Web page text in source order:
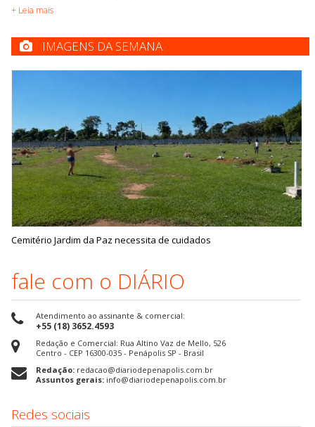
+ Leia mais
IMAGENS DA SEMANA
Cemitério Jardim da Paz necessita de cuidados
fale com o DIÁRIO
Atendimento ao assinante & comercial:
+55 (18) 3652.4593
Redação e Comercial: Rua Altino Vaz de Mello, 526
Centro - CEP 16300-035 - Penápolis SP - Brasil
Redação: redacao@diariodepenapolis.com.br
Assuntos gerais: info@diariodepenapolis.com.br
Redes sociais